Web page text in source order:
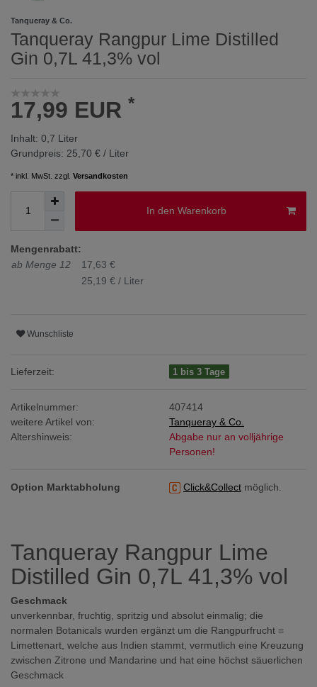
Tanqueray & Co.
Tanqueray Rangpur Lime Distilled
Gin 0,7L 41,3% vol
17,99 EUR *
Inhalt: 0,7 Liter
Grundpreis: 25,70 € / Liter
* inkl. MwSt. zzgl. Versandkosten
In den Warenkorb
Mengenrabatt:
ab Menge 12
17,63 €
25,19 € / Liter
Wunschliste
Lieferzeit: 1 bis 3 Tage
Artikelnummer:
407414
weitere Artikel von:
Tanqueray & Co.
Altershinweis:
Abgabe nur an volljährige
Personen!
Option Marktabholung Click&Collect möglich.
Tanqueray Rangpur Lime
Distilled Gin 0,7L 41,3% vol
Geschmack
unverkennbar, fruchtig, spritzig und absolut einmalig; die
normalen Botanicals wurden ergänzt um die Rangpurfrucht =
Limettenart, welche aus Indien stammt, vermutlich eine Kreuzung
zwischen Zitrone und Mandarine und hat eine höchst säuerlichen
Geschmack